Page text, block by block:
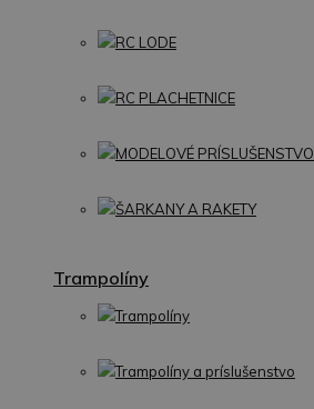
RC LODE
RC PLACHETNICE
MODELOVÉ PRÍSLUŠENSTVO
ŠARKANY A RAKETY
Trampolíny
Trampolíny
Trampolíny a príslušenstvo